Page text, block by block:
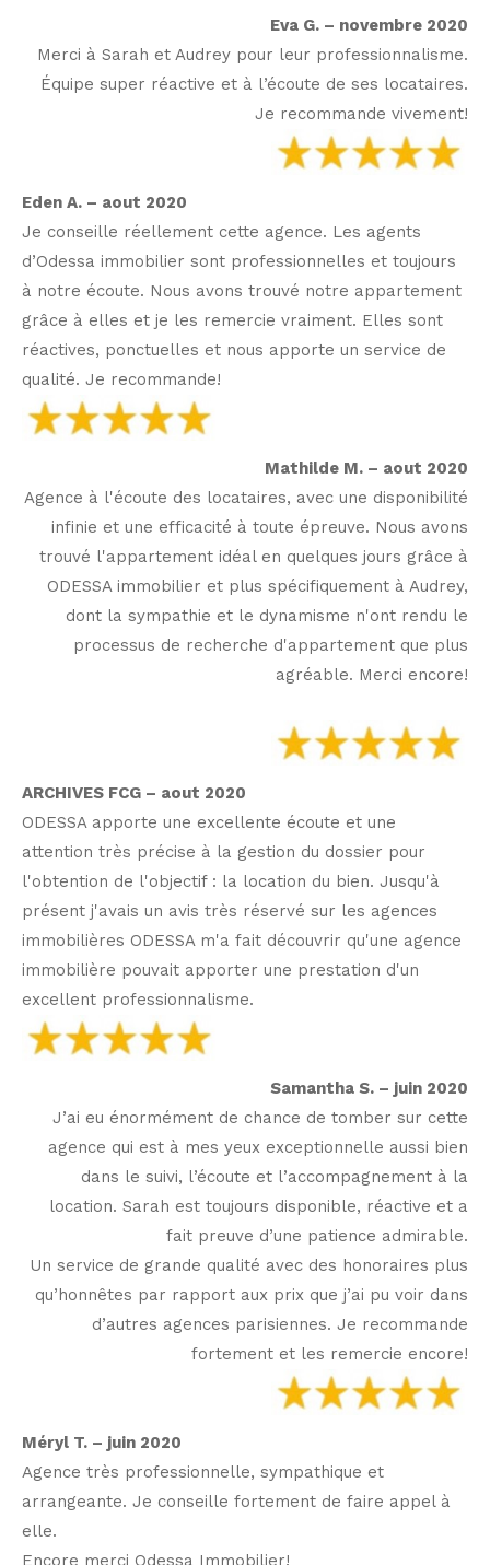
Eva G. – novembre 2020
Merci à Sarah et Audrey pour leur professionnalisme.
Équipe super réactive et à l’écoute de ses locataires.
Je recommande vivement!
Eden A. – aout 2020
Je conseille réellement cette agence. Les agents
d’Odessa immobilier sont professionnelles et toujours
à notre écoute. Nous avons trouvé notre appartement
grâce à elles et je les remercie vraiment. Elles sont
réactives, ponctuelles et nous apporte un service de
qualité. Je recommande!
Mathilde M. – aout 2020
Agence à l'écoute des locataires, avec une disponibilité
infinie et une efficacité à toute épreuve. Nous avons
trouvé l'appartement idéal en quelques jours grâce à
ODESSA immobilier et plus spécifiquement à Audrey,
dont la sympathie et le dynamisme n'ont rendu le
processus de recherche d'appartement que plus
agréable. Merci encore!
ARCHIVES FCG – aout 2020
ODESSA apporte une excellente écoute et une
attention très précise à la gestion du dossier pour
l'obtention de l'objectif : la location du bien. Jusqu'à
présent j'avais un avis très réservé sur les agences
immobilières ODESSA m'a fait découvrir qu'une agence
immobilière pouvait apporter une prestation d'un
excellent professionnalisme.
Samantha S. – juin 2020
J’ai eu énormément de chance de tomber sur cette
agence qui est à mes yeux exceptionnelle aussi bien
dans le suivi, l’écoute et l’accompagnement à la
location. Sarah est toujours disponible, réactive et a
fait preuve d’une patience admirable.
Un service de grande qualité avec des honoraires plus
qu’honnêtes par rapport aux prix que j’ai pu voir dans
d’autres agences parisiennes. Je recommande
fortement et les remercie encore!
Méryl T. – juin 2020
Agence très professionnelle, sympathique et
arrangeante. Je conseille fortement de faire appel à
elle.
Encore merci Odessa Immobilier!